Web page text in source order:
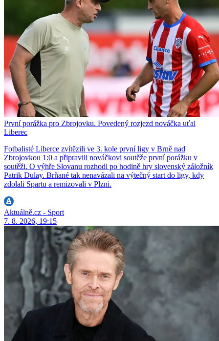
První porážka pro Zbrojovku. Povedený rozjezd nováčka uťal
Liberec
Fotbalisté Liberce zvítězili ve 3. kole první ligy v Brně nad
Zbrojovkou 1:0 a připravili nováčkovi soutěže první porážku v
soutěži. O výhře Slovanu rozhodl po hodině hry slovenský záložník
Patrik Dulay. Brňané tak nenavázali na výtečný start do ligy, kdy
zdolali Spartu a remizovali v Plzni.
Aktuálně.cz - Sport
7. 8. 2026, 19:15